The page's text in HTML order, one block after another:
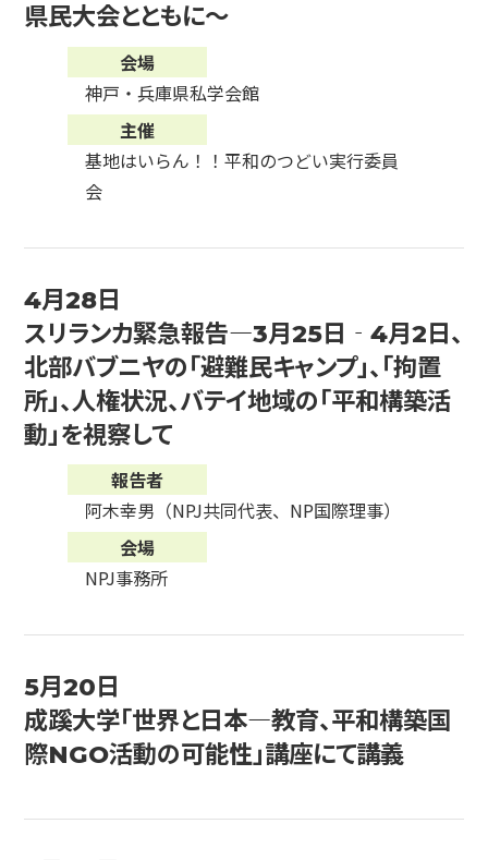
県民大会とともに～
会場
神戸・兵庫県私学会館
主催
基地はいらん！！平和のつどい実行委員
会
4月28日
スリランカ緊急報告―3月25日‐4月2日、
北部バブニヤの「避難民キャンプ」、「拘置
所」、人権状況、バテイ地域の「平和構築活
動」を視察して
報告者
阿木幸男（NPJ共同代表、NP国際理事）
会場
NPJ事務所
5月20日
成蹊大学「世界と日本―教育、平和構築国
際NGO活動の可能性」講座にて講義